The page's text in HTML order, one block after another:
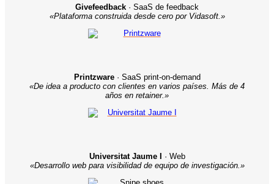
Givefeedback · SaaS de feedback
«Plataforma construida desde cero por Vidasoft.»
Printzware· SaaS print-on-demand
«De idea a producto con clientes en varios países. Más de 4
años en retainer.»
Universitat Jaume I
· Web
«Desarrollo web para visibilidad de equipo de investigación.»